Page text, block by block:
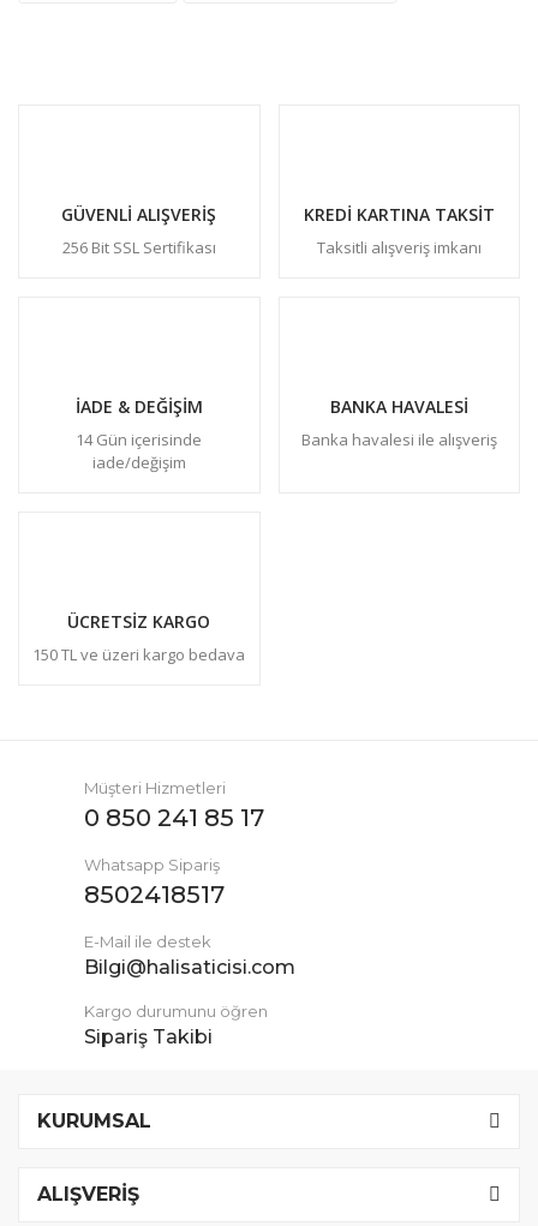
GÜVENLİ ALIŞVERİŞ
256 Bit SSL Sertifikası
KREDİ KARTINA TAKSİT
Taksitli alışveriş imkanı
İADE & DEĞİŞİM
14 Gün içerisinde
iade/değişim
BANKA HAVALESİ
Banka havalesi ile alışveriş
ÜCRETSİZ KARGO
150 TL ve üzeri kargo bedava
Müşteri Hizmetleri
0 850 241 85 17
Whatsapp Sipariş
8502418517
E-Mail ile destek
Bilgi@halisaticisi.com
Kargo durumunu öğren
Sipariş Takibi
KURUMSAL
ALIŞVERİŞ